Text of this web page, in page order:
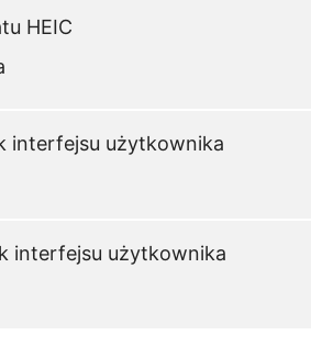
HEIC
interfejsu użytkownika
interfejsu użytkownika